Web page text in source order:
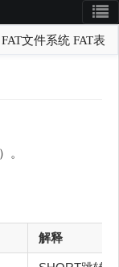
FAT文件系统 FAT表
。